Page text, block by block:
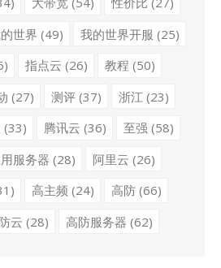
世界 (49) 我的世界开服 (25)
指点云 (26) 教程 (50)
(27) 测评(37) 浙江 (23)
(33) 腾讯云 (36) 至强 (58)
服务器 (28) 阿里云 (26)
高主频 (24) 高防(66)
云 (28) 高防服务器 (62)